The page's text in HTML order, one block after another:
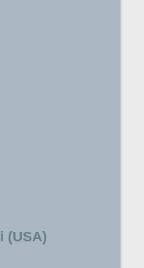
(USA)